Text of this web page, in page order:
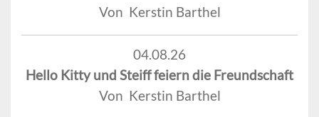
Von Kerstin Barthel
04.08.26
Hello Kitty und Steiff feiern die Freundschaft
Von Kerstin Barthel